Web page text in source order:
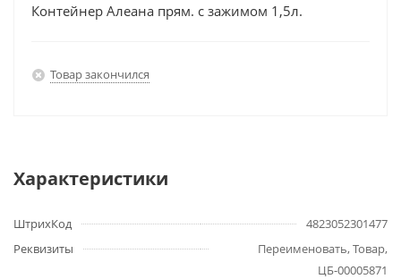
Контейнер Алеана прям. с зажимом 1,5л.
Товар закончился
Характеристики
ШтрихКод
4823052301477
Реквизиты
Переименовать, Товар,
ЦБ-00005871